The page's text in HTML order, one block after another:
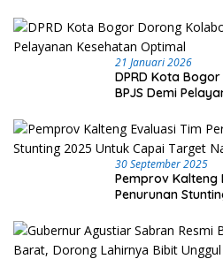
21 Januari 2026
DPRD Kota
BPJS Demi
30 September 2025
Pemprov Kalteng
Penurunan